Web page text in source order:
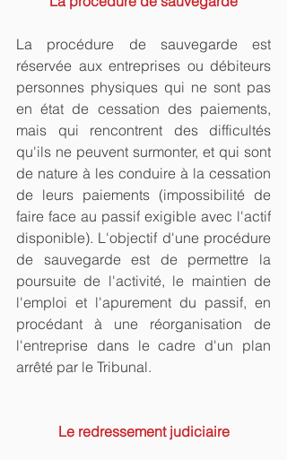
La procédure de sauvegarde est
réservée aux entreprises ou débiteurs
personnes physiques qui ne sont pas
en état de cessation des paiements,
mais qui rencontrent des difficultés
qu'ils ne peuvent surmonter, et qui sont
de nature à les conduire à la cessation
de leurs paiements (impossibilité de
faire face au passif exigible avec l'actif
disponible). L'objectif d'une procédure
de sauvegarde est de permettre la
poursuite de l'activité, le maintien de
l'emploi et l'apurement du passif, en
procédant à une réorganisation de
l'entreprise dans le cadre d'un plan
arrêté par le Tribunal.
Le redressement judiciaire